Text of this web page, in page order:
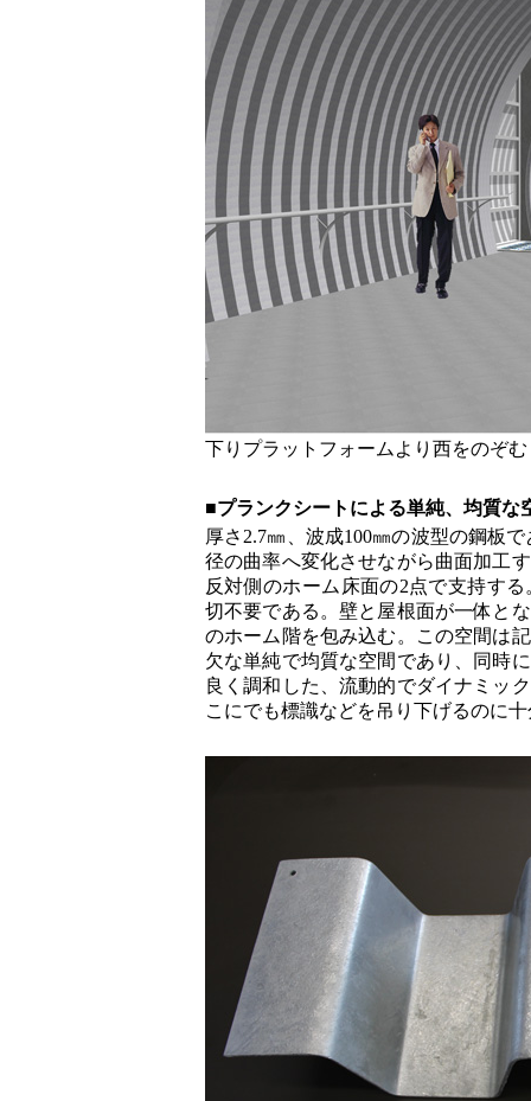
下りプラットフォームより西をのぞむ
■プランクシートによる単純、均質な
厚さ2.7㎜、波成100㎜の波型の鋼板
径の曲率へ変化させながら曲面加工
反対側のホーム床面の2点で支持す
切不要である。壁と屋根面が一体と
のホーム階を包み込む。この空間は
欠な単純で均質な空間であり、同時
良く調和した、流動的でダイナミッ
こにでも標識などを吊り下げるのに